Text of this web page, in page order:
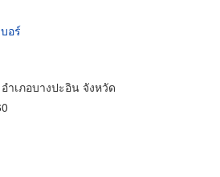
อร์
ำเภอบางปะอิน จังหวัด